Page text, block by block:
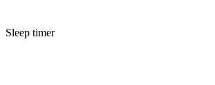
Sleep timer